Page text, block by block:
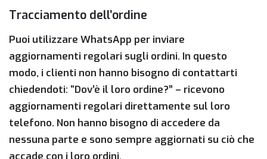
Tracciamento dell’ordine
Puoi utilizzare WhatsApp per inviare
aggiornamenti regolari sugli ordini. In questo
modo, i clienti non hanno bisogno di contattarti
chiedendoti: “Dov’è il loro ordine?” – ricevono
aggiornamenti regolari direttamente sul loro
telefono. Non hanno bisogno di accedere da
nessuna parte e sono sempre aggiornati su ciò che